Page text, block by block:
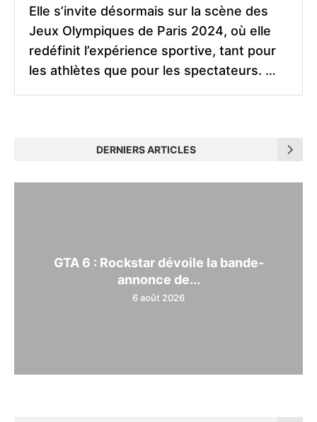
Elle s’invite désormais sur la scène des
Jeux Olympiques de Paris 2024, où elle
redéfinit l’expérience sportive, tant pour
les athlètes que pour les spectateurs. …
DERNIERS ARTICLES
GTA 6 : Rockstar dévoile la bande-
annonce de...
6 août 2026